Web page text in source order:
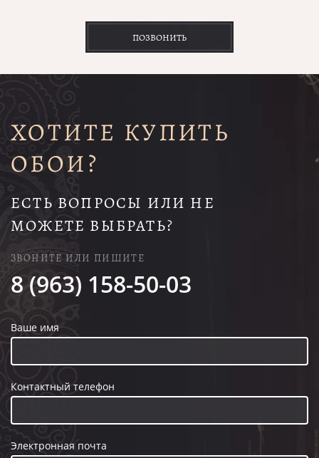
ПОЗВОНИТЬ
ХОТИТЕ КУПИТЬ
ОБОИ?
ЕСТЬ ВОПРОСЫ ИЛИ НЕ
МОЖЕТЕ ВЫБРАТЬ?
ЗВОНИТЕ ИЛИ ПИШИТЕ
8 (963) 158-50-03
Ваше имя
Контактный телефон
Электронная почта